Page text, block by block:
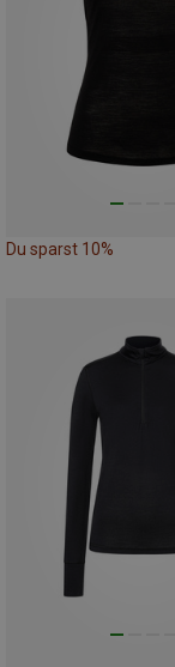
Du sparst 10%